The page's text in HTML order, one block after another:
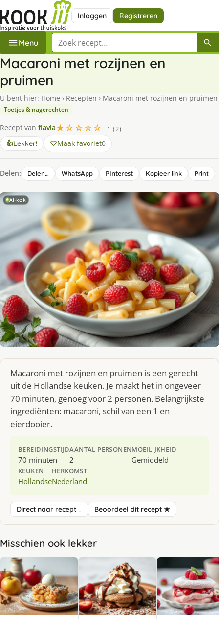
Inloggen Registreren
Menu Zoek een recept
Macaroni met rozijnen en
pruimen
U bent hier: Home › Recepten › Macaroni met rozijnen en pruimen
Toetjes & nagerechten
Recept van flavia★☆☆☆☆
1 (2)
👍Lekker! Maak favoriet0
Delen: Delen… WhatsApp Pinterest Kopieer link Print
AI-kok
Macaroni met rozijnen en pruimen is een gerecht
uit de Hollandse keuken. Je maakt het in ongeveer
70 minuten, genoeg voor 2 personen. Belangrijkste
ingrediënten: macaroni, schil van een 1 en
eierdooier.
BEREIDINGSTIJD
70 minuten
AANTAL PERSONEN
2
MOEILIJKHEID
Gemiddeld
KEUKEN
Hollandse
HERKOMST
Nederland
Direct naar recept ↓ Beoordeel dit recept ★
Misschien ook lekker